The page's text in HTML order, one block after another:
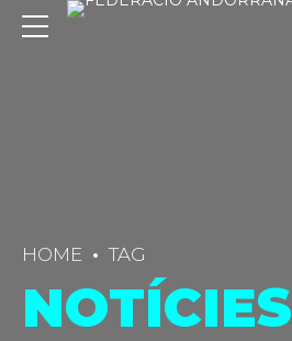
HOME TAG
NOTÍCIES